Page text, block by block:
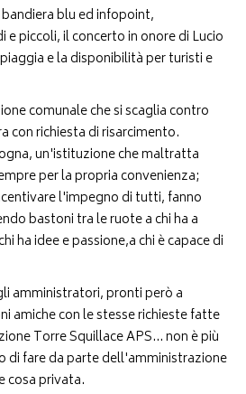
blu ed infopoint,
piccoli, il concerto in onore di Lucio
e la disponibilità per turisti e
comunale che si scaglia contro
con richiesta di risarcimento.
un'istituzione che maltratta
per la propria convenienza;
l'impegno di tutti, fanno
bastoni tra le ruote a chi ha a
ha idee e passione,a chi è capace di
amministratori, pronti però a
amiche con le stesse richieste fatte
Torre Squillace APS... non è più
di fare da parte dell'amministrazione
cosa privata.